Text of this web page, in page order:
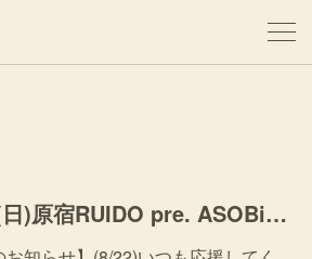
[LIVE] 8月28日(日)原宿RUIDO pre. ASOBiMASHOW vol.1 〜Be the change〜